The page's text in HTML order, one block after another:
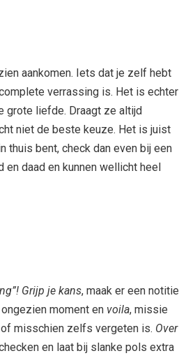
aankomen. Iets dat je zelf hebt
verrassing is. Het is echter
grote liefde. Draagt ze altijd
niet de beste keuze. Het is juist
thuis bent, check dan even bij een
en daad en kunnen wellicht heel
Grijp je kans, maak er een notitie
moment en voila, missie
misschien zelfs vergeten is. Over
en laat bij slanke pols extra